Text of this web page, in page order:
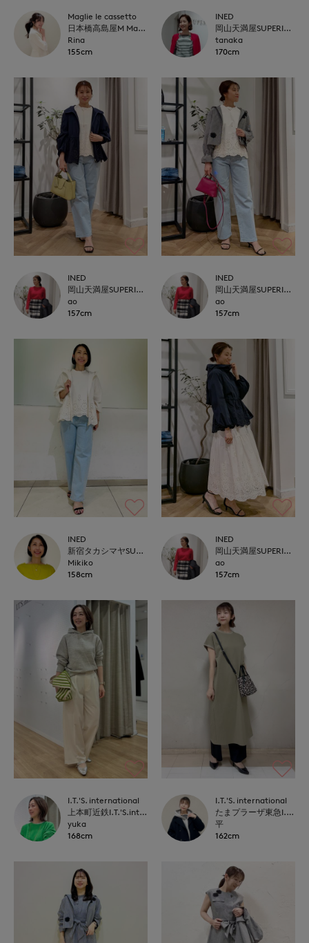
Maglie le cassetto
日本橋高島屋M Maglie le cassetto
Rina
155cm
INED
岡山天満屋SUPERIORCLOSET
tanaka
170cm
INED
岡山天満屋SUPERIORCLOSET
ao
157cm
INED
岡山天満屋SUPERIORCLOSET
ao
157cm
INED
新宿タカシマヤSUPERIOR CLOSET
Mikiko
158cm
INED
岡山天満屋SUPERIORCLOSET
ao
157cm
I.T.'S. international
上本町近鉄I.T.'S.international
yuka
168cm
I.T.'S. international
たまプラーザ東急I.T.'S.international
平
162cm